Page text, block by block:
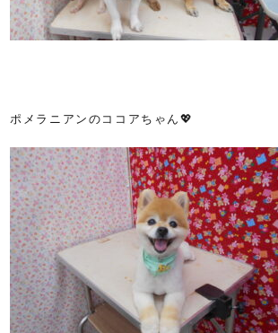
ポメラニアンのココアちゃん💖